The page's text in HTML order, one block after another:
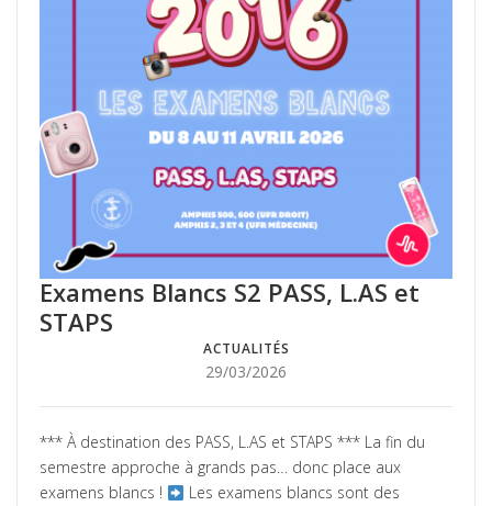
Examens Blancs S2 PASS, L.AS et
STAPS
ACTUALITÉS
Posté
29/03/2026
*** À destination des PASS, L.AS et STAPS *** La fin du
semestre approche à grands pas… donc place aux
examens blancs !
Les examens blancs sont des